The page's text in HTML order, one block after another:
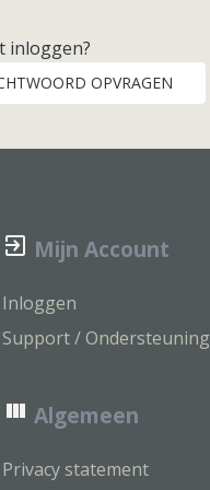
inloggen?
OPVRAGEN
Mijn Account
Inloggen
Support / Ondersteuning
Algemeen
Privacy statement